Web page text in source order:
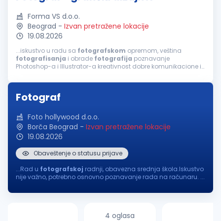
Forma VS d.o.o.
Beograd - Izvan pretražene lokacije
19.08.2026
...iskustvo u radu sa fotografskom opremom, veština
fotografisanja i obrade fotografija poznavanje
Photoshop-a i Illustrator-a kreativnost dobre komunikacione i
proizvoda i obradafotografijakreiranje...
Fotograf
Foto hollywood d.o.o.
Borča Beograd - Izvan pretražene lokacije
19.08.2026
Obaveštenje o statusu prijave
...Rad u fotografskoj radnji, obavezna srednja škola.Iskustvo
nije važno, potrebno osnovno poznavanje rada na računaru. ...
4 oglasa